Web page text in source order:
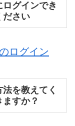
グインでき
ださい
ログイン
を教えてく
すか？